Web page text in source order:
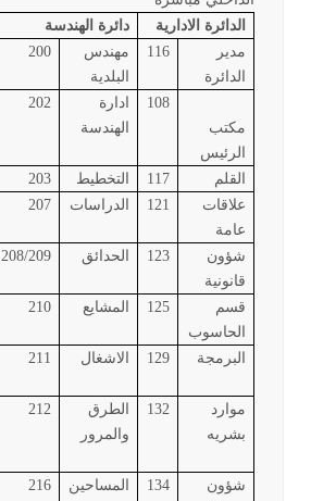
الدائرة الادارية
دائرة الهندسة
مدير
الدائرة
116
مهندس
البلدية
200
مكتب
الرئيس
108
ادارة
الهندسة
202
القلم 117 التخطيط 203
علاقات
عامة
121 الدراسات 207
شؤون
قانونية
123 الحدائق 208/209
قسم
الحاسوب
125 المشايع 210
البرمجة 129 الاشغال 211
موارد
بشريه
132
الطرق
والمرور
212
شؤون
134 المساحين 216